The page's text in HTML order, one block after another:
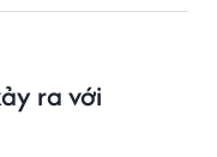
ra với